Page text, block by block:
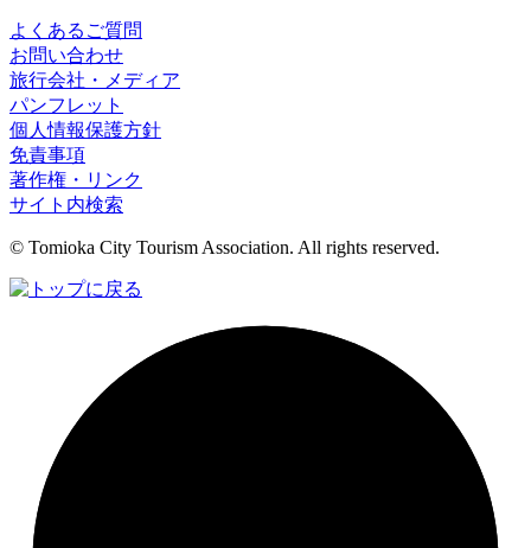
よくあるご質問
お問い合わせ
旅行会社・メディア
パンフレット
個人情報保護方針
免責事項
著作権・リンク
サイト内検索
© Tomioka City Tourism Association. All rights reserved.